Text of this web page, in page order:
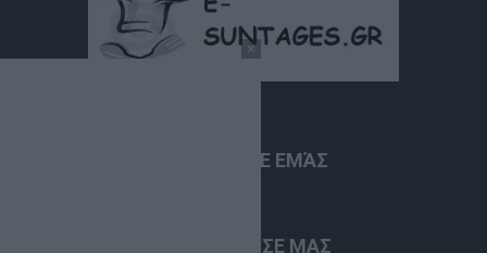
ΣΧΕΤΙΚΆ ΜΕ ΕΜΆΣ
ΑΚΟΛΟΥΘΗΣΕ ΜΑΣ